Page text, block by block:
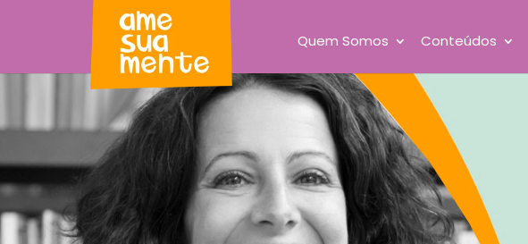
Quem Somos Conteúdos